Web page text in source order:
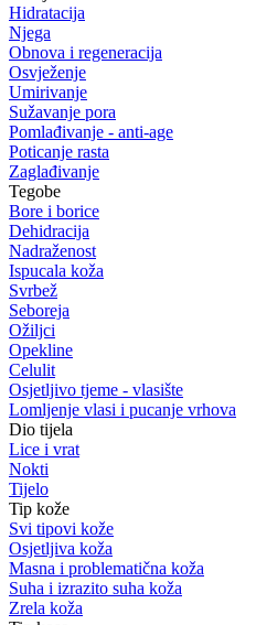
Hidratacija
Njega
Obnova i regeneracija
Osvježenje
Umirivanje
Sužavanje pora
Pomlađivanje - anti-age
Poticanje rasta
Zaglađivanje
Tegobe
Bore i borice
Dehidracija
Nadraženost
Ispucala koža
Svrbež
Seboreja
Ožiljci
Opekline
Celulit
Osjetljivo tjeme - vlasište
Lomljenje vlasi i pucanje vrhova
Dio tijela
Lice i vrat
Nokti
Tijelo
Tip kože
Svi tipovi kože
Osjetljiva koža
Masna i problematična koža
Suha i izrazito suha koža
Zrela koža